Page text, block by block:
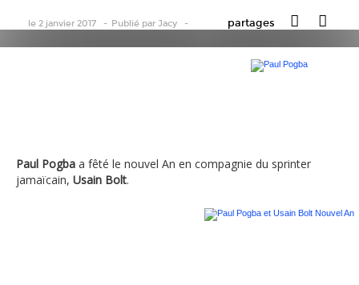
le 2 janvier 2017 Publié par Jacy partages
Paul Pogba a fêté le nouvel An en compagnie du sprinter
jamaïcain, Usain Bolt.